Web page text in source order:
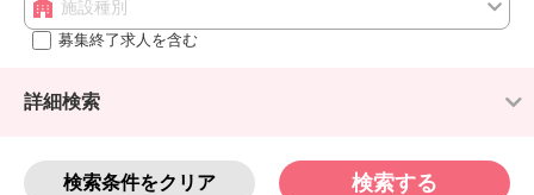
施設種別
募集終了求人を含む
詳細検索
検索条件をクリア 検索する